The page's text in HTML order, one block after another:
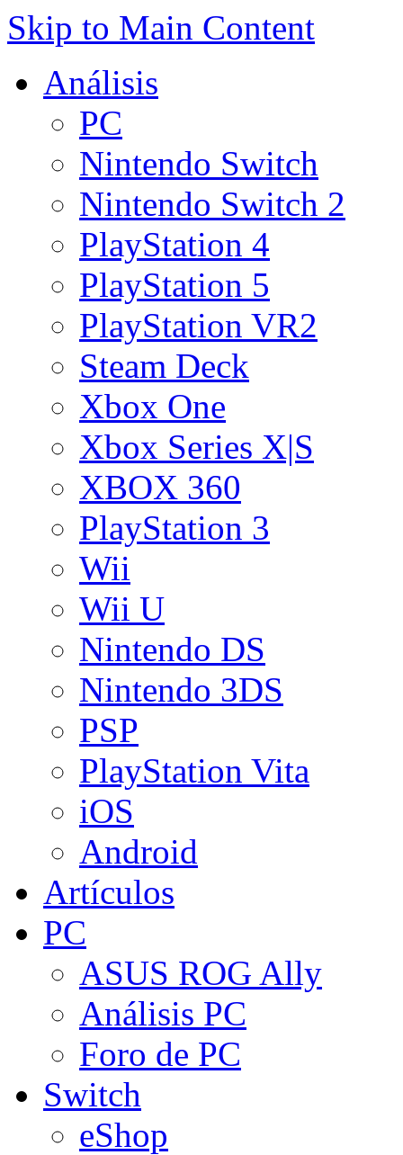
Skip to Main Content
Análisis
PC
Nintendo Switch
Nintendo Switch 2
PlayStation 4
PlayStation 5
PlayStation VR2
Steam Deck
Xbox One
Xbox Series X|S
XBOX 360
PlayStation 3
Wii
Wii U
Nintendo DS
Nintendo 3DS
PSP
PlayStation Vita
iOS
Android
Artículos
PC
ASUS ROG Ally
Análisis PC
Foro de PC
Switch
eShop